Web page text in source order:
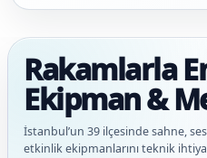
Rakamlarla
Ekipman &
İstanbul’un 39 ilçesinde sahne,
etkinlik ekipmanlarını teknik